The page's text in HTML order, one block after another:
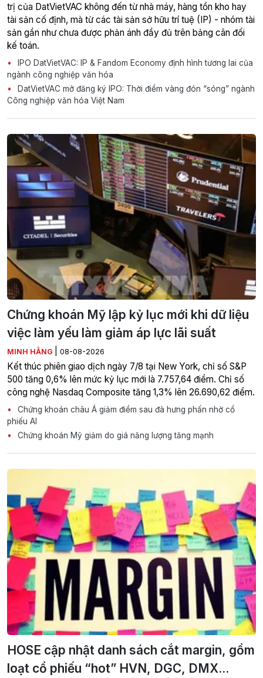
trị của DatVietVAC không đến từ nhà máy, hàng tồn kho hay
tài sản cố định, mà từ các tài sản sở hữu trí tuệ (IP) - nhóm tài
sản gần như chưa được phản ánh đầy đủ trên bảng cân đối
kế toán.
IPO DatVietVAC: IP & Fandom Economy định hình tương lai của
ngành công nghiệp văn hóa
DatVietVAC mở đăng ký IPO: Thời điểm vàng đón “sóng” ngành
Công nghiệp văn hóa Việt Nam
Chứng khoán Mỹ lập kỷ lục mới khi dữ liệu
việc làm yếu làm giảm áp lực lãi suất
MINH HẰNG 08-08-2026
Kết thúc phiên giao dịch ngày 7/8 tại New York, chỉ số S&P
500 tăng 0,6% lên mức kỷ lục mới là 7.757,64 điểm. Chỉ số
công nghệ Nasdaq Composite tăng 1,3% lên 26.690,62 điểm.
Chứng khoán châu Á giảm điểm sau đà hưng phấn nhờ cổ
phiếu AI
Chứng khoán Mỹ giảm do giá năng lượng tăng mạnh
HOSE cập nhật danh sách cắt margin, gồm
loạt cổ phiếu “hot” HVN, DGC, DMX...